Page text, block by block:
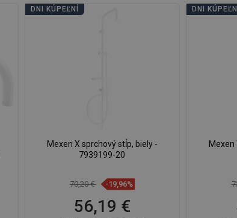
DNI KÚPEĽNÍ
Mexen X sprchový stĺp, biely -
7939199-20
70,20 € -19,96%
56,19 €
DNI KÚPEĽNÍ
Mexen